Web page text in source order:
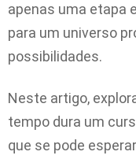
apenas uma etapa
para um universo
possibilidades.
Neste artigo,
tempo dura um
que se pode